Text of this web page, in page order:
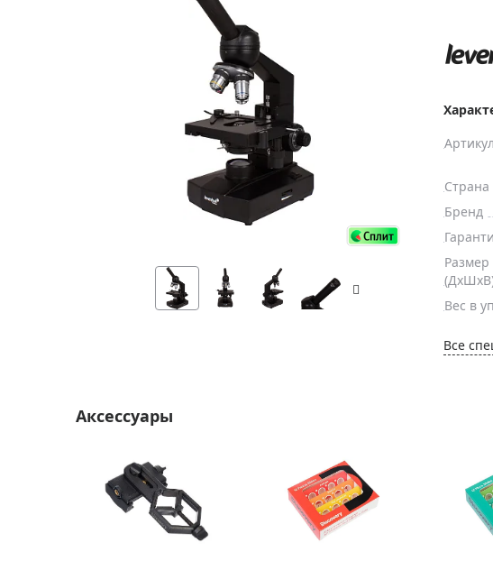
Приборы ночного видения
Метеостанции, барометры, часы
Discovery (Дискавери)
Оптика для детей Levenhuk LabZZ
Подарки
Хиты продаж
Распродажа оптики
Распродажа
Артикул
Страна
Бренд
Размер
Вес в
Все
Аксессуары